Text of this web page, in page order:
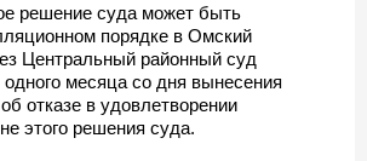
решение суда может быть
порядке в Омский
Центральный районный суд
месяца со дня вынесения
отказе в удовлетворении
этого решения суда.